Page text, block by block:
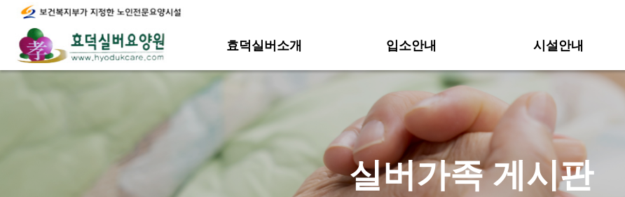
효덕실버소개 입소안내 시설안내
실버가족 게시판